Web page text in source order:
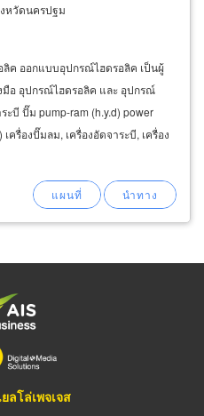
หวัดนครปฐม
ค ออกแบบอุปกรณ์ไฮดรอลิค เป็นผู้
อ อุปกรณ์ไฮดรอลิค และ อุปกรณ์
บี ปั๊ม pump-ram (h.y.d) power
ครื่องปั๊มลม, เครื่องอัดจาระบี, เครื่อง
ลโล่เพจเจส